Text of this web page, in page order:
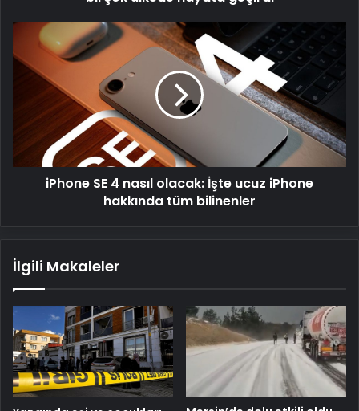
iPhone
4
ucuz
iPhone
hakkında
iPhone SE 4 nasıl olacak: İşte ucuz iPhone
hakkında tüm bilinenler
İlgili Makaleler